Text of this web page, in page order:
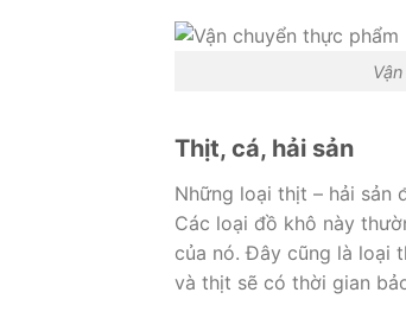
Thịt, cá, hải sản
Những loại thịt – hải sản
Các loại đồ khô này
của nó. Đây cũng là loại
và thịt sẽ có thời gian